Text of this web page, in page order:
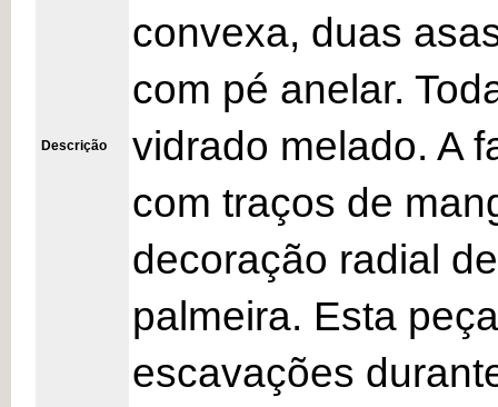
Descrição
convexa, duas
com pé anelar.
vidrado melado. A
com traços de
decoração radial
palmeira. Esta
escavações